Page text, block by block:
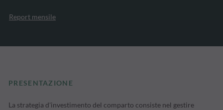
Report mensile
PRESENTAZIONE
La strategia d'investimento del comparto consiste nel gestire